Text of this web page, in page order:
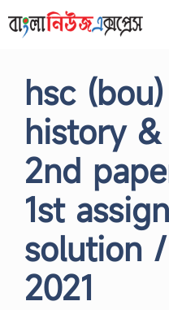
to
hsc
history
2nd
1st
solution
2021